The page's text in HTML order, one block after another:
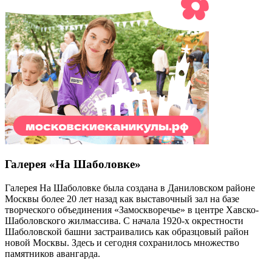
Галерея «На Шаболовке»
Галерея На Шаболовке была создана в Даниловском районе
Москвы более 20 лет назад как выставочный зал на базе
творческого объединения «Замоскворечье» в центре Хавско-
Шаболовского жилмассива. С начала 1920-х окрестности
Шаболовской башни застраивались как образцовый район
новой Москвы. Здесь и сегодня сохранилось множество
памятников авангарда.